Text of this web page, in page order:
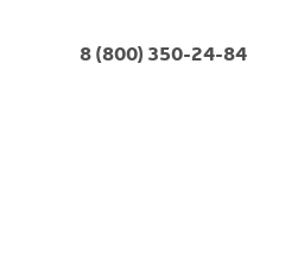
8 (800) 350-24-84